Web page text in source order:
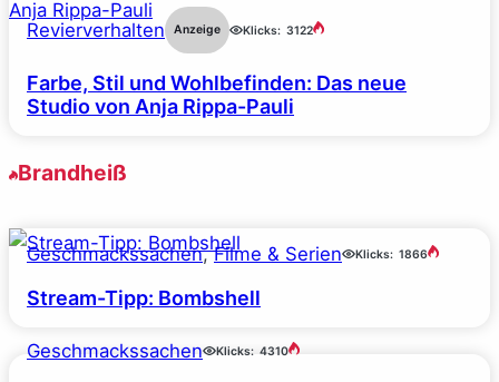
Revierverhalten Anzeige Klicks: 3122
Farbe, Stil und Wohlbefinden: Das neue
Studio von Anja Rippa-Pauli
Brandheiß
Geschmackssachen, Filme & Serien Klicks: 1866
Stream-Tipp: Bombshell
Geschmackssachen Klicks: 4310